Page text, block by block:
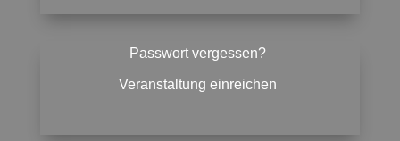
Passwort vergessen?
Veranstaltung einreichen